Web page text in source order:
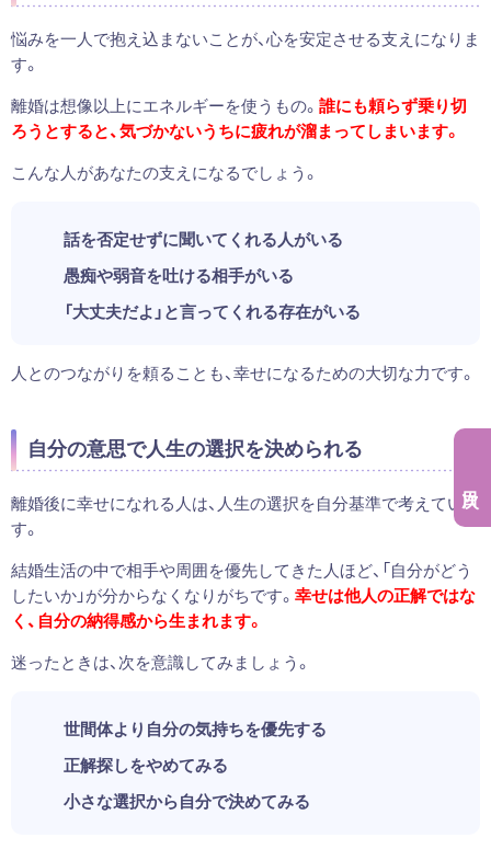
悩みを一人で抱え込まないことが、心を安定させる支えになりま
す。
離婚は想像以上にエネルギーを使うもの。 誰にも頼らず乗り切
ろうとすると、気づかないうちに疲れが溜まってしまいます。
こんな人があなたの支えになるでしょう。
話を否定せずに聞いてくれる人がいる
愚痴や弱音を吐ける相手がいる
「大丈夫だよ」と言ってくれる存在がいる
人とのつながりを頼ることも、幸せになるための大切な力です。
自分の意思で人生の選択を決められる
離婚後に幸せになれる人は、人生の選択を自分基準で考えていま
す。
結婚生活の中で相手や周囲を優先してきた人ほど、「自分がどう
したいか」が分からなくなりがちです。 幸せは他人の正解ではな
く、自分の納得感から生まれます。
迷ったときは、次を意識してみましょう。
世間体より自分の気持ちを優先する
正解探しをやめてみる
小さな選択から自分で決めてみる